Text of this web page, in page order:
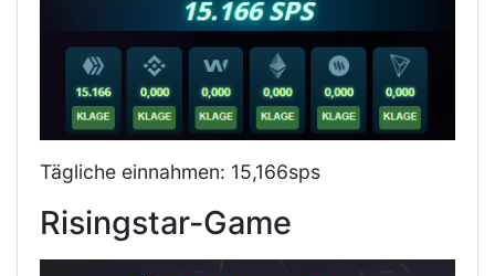
Tägliche einnahmen: 15,166sps
Risingstar-Game